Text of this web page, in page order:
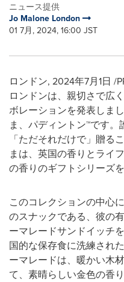
ニュース提供
Jo Malone London
01 7月, 2024, 16:00 JST
ロンドン, 2024年7月1日 /
ロンドンは、親切さで広
ボレーションを発表しま
ま、パディントン™です。
「ただそれだけで」贈る
まは、英国の香りとライ
の香りのギフトシリーズ
このコレクションの中心
のスナックである、彼の
ーマレードサンドイッチ
国的な保存食に洗練され
ーマレードは、暖かい木
て、素晴らしい金色の香